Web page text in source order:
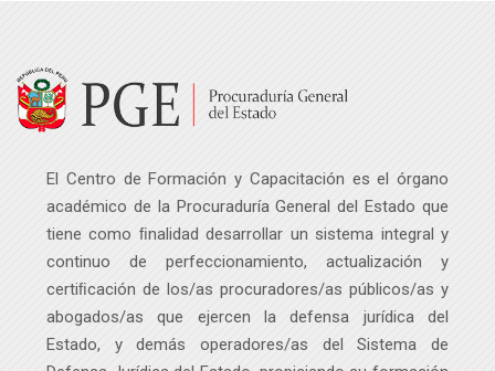
Página Principal
Mis Eventos Académicos
Mis Eventos Académicos
Programas académicos
El Centro de Formación y Capacitación es el órgano
académico de la Procuraduría General del Estado que
tiene como ﬁnalidad desarrollar un sistema integral y
continuo de perfeccionamiento, actualización y
certiﬁcación de los/as procuradores/as públicos/as y
abogados/as que ejercen la defensa jurídica del
Estado, y demás operadores/as del Sistema de